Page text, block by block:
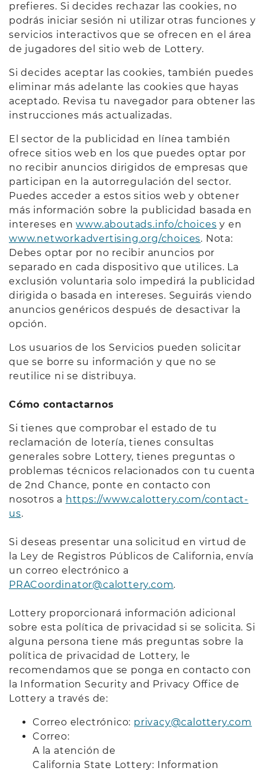
prefieres. Si decides rechazar las cookies, no
podrás iniciar sesión ni utilizar otras funciones y
servicios interactivos que se ofrecen en el área
de jugadores del sitio web de Lottery.
Si decides aceptar las cookies, también puedes
eliminar más adelante las cookies que hayas
aceptado. Revisa tu navegador para obtener las
instrucciones más actualizadas.
El sector de la publicidad en línea también
ofrece sitios web en los que puedes optar por
no recibir anuncios dirigidos de empresas que
participan en la autorregulación del sector.
Puedes acceder a estos sitios web y obtener
más información sobre la publicidad basada en
intereses enwww.aboutads.info/choices y en
www.networkadvertising.org/choices. Nota:
Debes optar por no recibir anuncios por
separado en cada dispositivo que utilices. La
exclusión voluntaria solo impedirá la publicidad
dirigida o basada en intereses. Seguirás viendo
anuncios genéricos después de desactivar la
opción.
Los usuarios de los Servicios pueden solicitar
que se borre su información y que no se
reutilice ni se distribuya.
Cómo contactarnos
Si tienes que comprobar el estado de tu
reclamación de lotería, tienes consultas
generales sobre Lottery, tienes preguntas o
problemas técnicos relacionados con tu cuenta
de 2nd Chance, ponte en contacto con
nosotros a https://www.calottery.com/contact-
us.
Si deseas presentar una solicitud en virtud de
la Ley de Registros Públicos de California, envía
un correo electrónico a
PRACoordinator@calottery.com.
Lottery proporcionará información adicional
sobre esta política de privacidad si se solicita. Si
alguna persona tiene más preguntas sobre la
política de privacidad de Lottery, le
recomendamos que se ponga en contacto con
la Information Security and Privacy Office de
Lottery a través de:
Correo electrónico: privacy@calottery.com
Correo:
A la atención de
California State Lottery: Information